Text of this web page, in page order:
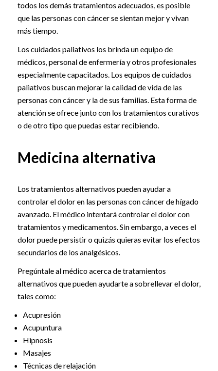
todos los demás tratamientos adecuados, es posible
que las personas con cáncer se sientan mejor y vivan
más tiempo.
Los cuidados paliativos los brinda un equipo de
médicos, personal de enfermería y otros profesionales
especialmente capacitados. Los equipos de cuidados
paliativos buscan mejorar la calidad de vida de las
personas con cáncer y la de sus familias. Esta forma de
atención se ofrece junto con los tratamientos curativos
o de otro tipo que puedas estar recibiendo.
Medicina alternativa
Los tratamientos alternativos pueden ayudar a
controlar el dolor en las personas con cáncer de hígado
avanzado. El médico intentará controlar el dolor con
tratamientos y medicamentos. Sin embargo, a veces el
dolor puede persistir o quizás quieras evitar los efectos
secundarios de los analgésicos.
Pregúntale al médico acerca de tratamientos
alternativos que pueden ayudarte a sobrellevar el dolor,
tales como:
Acupresión
Acupuntura
Hipnosis
Masajes
Técnicas de relajación